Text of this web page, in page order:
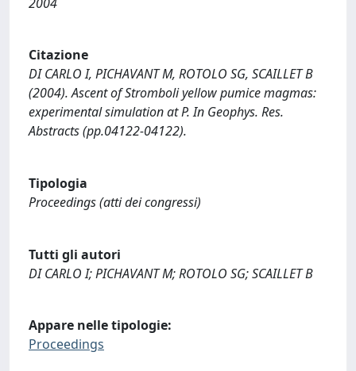
Citazione
DI CARLO I, PICHAVANT M, ROTOLO SG, SCAILLET B
(2004). Ascent of Stromboli yellow pumice magmas:
experimental simulation at P. In Geophys. Res.
Abstracts (pp.04122-04122).
Tipologia
Proceedings (atti dei congressi)
Tutti gli autori
DI CARLO I; PICHAVANT M; ROTOLO SG; SCAILLET B
Appare nelle tipologie:
Proceedings